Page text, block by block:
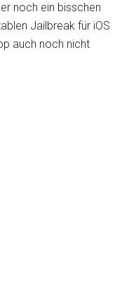
noch ein bisschen
Jailbreak für iOS
auch noch nicht